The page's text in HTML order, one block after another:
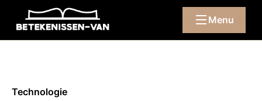
Menu
Technologie